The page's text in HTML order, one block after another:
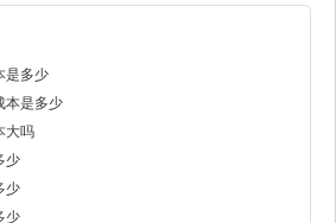
是多少
本是多少
大吗
少
少
少